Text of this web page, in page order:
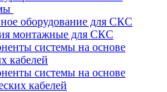
оборудование для СКС
монтажные для СКС
системы на основе
кабелей
системы на основе
кабелей